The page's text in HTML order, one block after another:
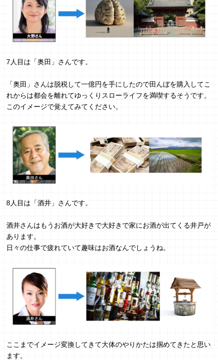
7人目は「奥田」さんです。
「奥田」さんは脱税して一億円を手にしたので田んぼを購入してこ
れからは都会を離れてゆっくりスローライフを満喫するそうです。
このイメージで覚えてみてください。
8人目は「酒井」さんです。
酒井さんはもうお酒が大好きで大好きで家にお酒が出てくる井戸が
あります。
日々の仕事で疲れていて趣味はお酒なんでしょうね。
ここまでイメージ変換してきて大体のやりかたは掴めてきたと思い
ます。